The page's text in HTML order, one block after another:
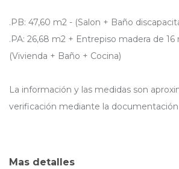
.PB: 47,60 m2 - (Salon + Baño
.PA: 26,68 m2 + Entrepiso madera de 16
(Vivienda + Baño + Cocina)
La información y las medidas son
verificación mediante la
Mas detalles